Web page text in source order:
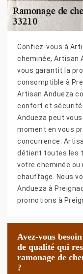
Confiez-vous à
cheminée, Artisan
vous garantit la
consomptible à
Artisan Andueza
confort et sécurité
Andueza peut
moment en vous
concurrence.
détient toutes les
votre cheminée ou
chauffage. Nous
Andueza à
promotions à
Avez-vous
de qualité qui
ramonage de
?